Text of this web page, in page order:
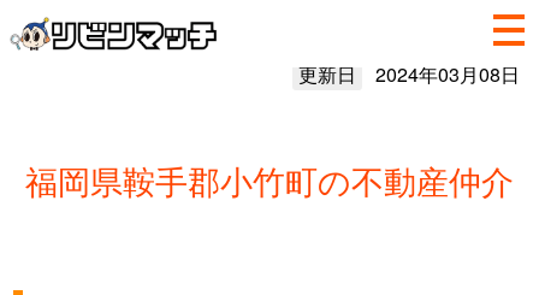
更新日 2024年03月08日
福岡県鞍手郡小竹町の不動産仲介